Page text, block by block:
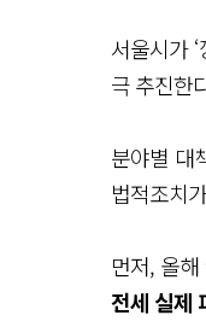
서울시가
극 추진한
분야별 대
법적조치
먼저, 올
전세 실제